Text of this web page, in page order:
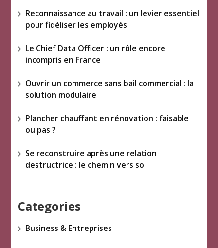
Reconnaissance au travail : un levier essentiel
pour fidéliser les employés
Le Chief Data Officer : un rôle encore
incompris en France
Ouvrir un commerce sans bail commercial : la
solution modulaire
Plancher chauffant en rénovation : faisable
ou pas ?
Se reconstruire après une relation
destructrice : le chemin vers soi
Categories
Business & Entreprises